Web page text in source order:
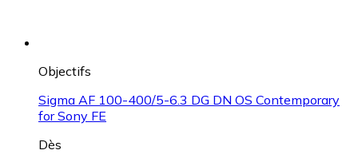
Objectifs
Sigma AF 100-400/5-6.3 DG DN OS Contemporary
for Sony FE
Dès